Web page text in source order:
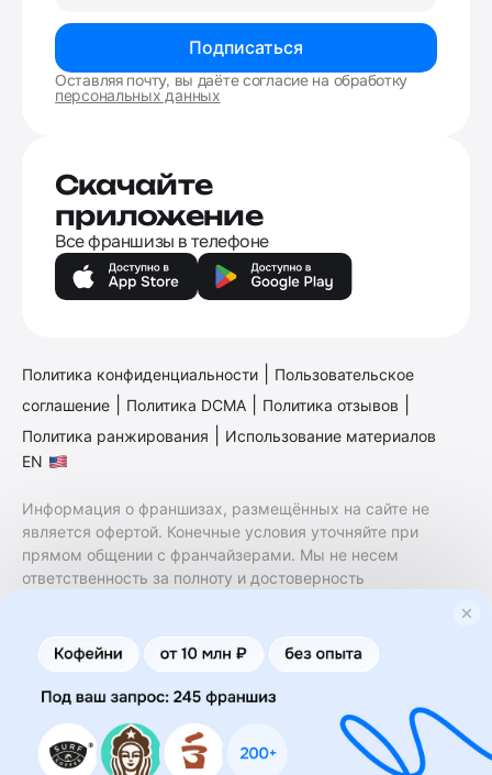
Подписаться
Оставляя почту, вы даёте согласие на обработку
персональных данных
Скачайте
приложение
Все франшизы в телефоне
Политика конфиденциальности
Пользовательское
соглашение
Политика DCMA Политика отзывов
Политика ранжирования
Использование материалов
EN
Информация о франшизах, размещённых на сайте не
является офертой. Конечные условия уточняйте при
прямом общении с франчайзерами. Мы не несем
ответственность за полноту и достоверность
финансовые услуги. Заключение договоров
коммерческой концессии (франчайзинга) осуществляется
правообладателями/их представителями. Бизнесменс.ру
не является посредником или представителем
правообладателя и не несет ответственность за условия
предоставления франшизы и действия лиц,